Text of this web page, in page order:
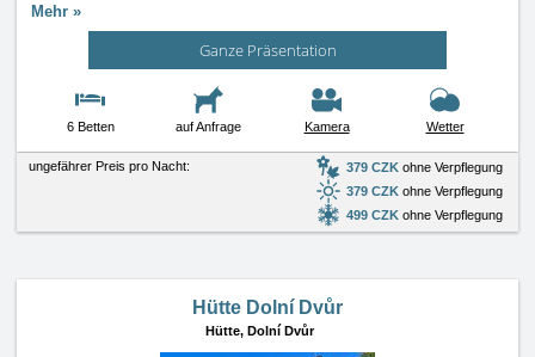
Mehr »
Ganze Präsentation
6 Betten auf Anfrage Kamera Wetter
ungefährer Preis pro Nacht: 379 CZK ohne Verpflegung
379 CZK ohne Verpflegung
499 CZK ohne Verpflegung
Hütte Dolní Dvůr
Hütte, Dolní Dvůr